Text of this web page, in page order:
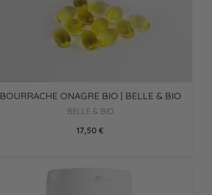
BOURRACHE ONAGRE BIO | BELLE & BIO
BELLE & BIO
17,50€